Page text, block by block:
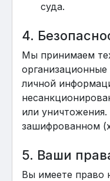
суда.
4.
Мы принимаем
личной
или
зашифрованном
5. Ваши
Вы имеете право